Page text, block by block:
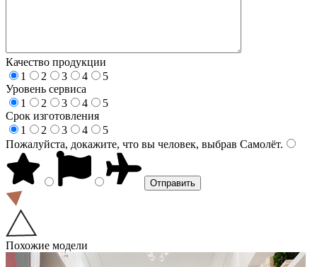
Качество продукции
1
2 3 4
5
Уровень сервиса
1
2 3 4
5
Срок изготовления
1
2 3 4
5
Пожалуйста, докажите, что вы человек, выбрав Самолёт.
Похожие модели